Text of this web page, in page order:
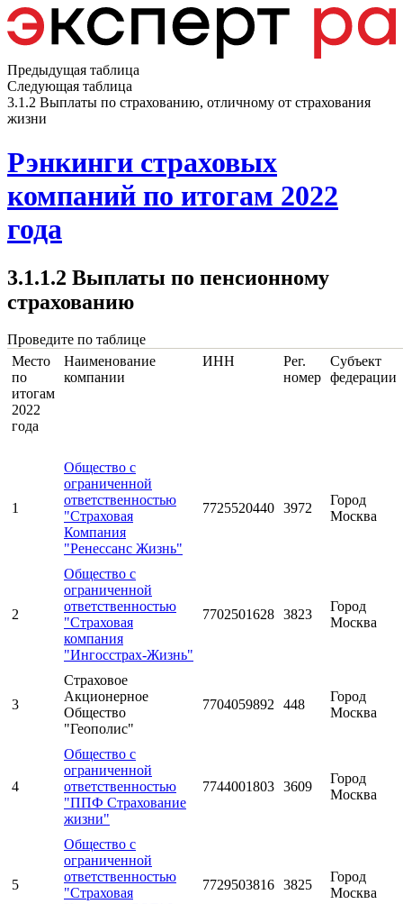
Предыдущая таблица
Следующая таблица
3.1.2 Выплаты по страхованию, отличному от страхования
жизни
Рэнкинги страховых
компаний по итогам 2022
года
3.1.1.2 Выплаты по пенсионному
страхованию
Проведите по таблице
Место
по
итогам
2022
года
Наименование
компании
ИНН
Рег.
номер
Субъект
федерации
1
Общество с
ограниченной
ответственностью
"Страховая
Компания
"Ренессанс Жизнь"
7725520440 3972
Город
Москва
2
Общество с
ограниченной
ответственностью
"Страховая
компания
"Ингосстрах-Жизнь"
7702501628 3823
Город
Москва
3
Страховое
Акционерное
Общество
"Геополис"
7704059892 448
Город
Москва
4
Общество с
ограниченной
ответственностью
"ППФ Страхование
жизни"
7744001803 3609
Город
Москва
5
Общество с
ограниченной
ответственностью
"Страховая
7729503816 3825
Город
Москва